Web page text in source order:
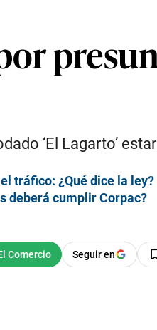
‘El Lagarto’
tráfico: ¿Qué dice la ley?
deberá cumplir Corpac?
Seguir en